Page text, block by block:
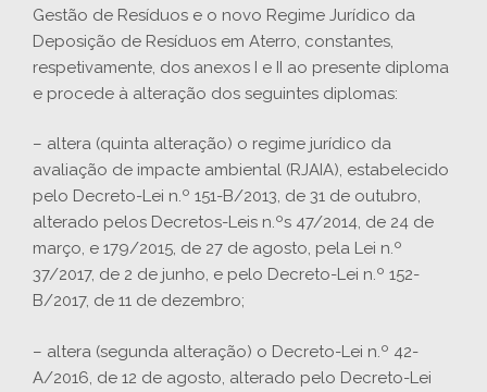
Gestão de Resíduos e o novo Regime Jurídico da
Deposição de Resíduos em Aterro, constantes,
respetivamente, dos anexos I e II ao presente diploma
e procede à alteração dos seguintes diplomas:
– altera (quinta alteração) o regime jurídico da
avaliação de impacte ambiental (RJAIA), estabelecido
pelo Decreto-Lei n.º 151-B/2013, de 31 de outubro,
alterado pelos Decretos-Leis n.ºs 47/2014, de 24 de
março, e 179/2015, de 27 de agosto, pela Lei n.º
37/2017, de 2 de junho, e pelo Decreto-Lei n.º 152-
B/2017, de 11 de dezembro;
– altera (segunda alteração) o Decreto-Lei n.º 42-
A/2016, de 12 de agosto, alterado pelo Decreto-Lei